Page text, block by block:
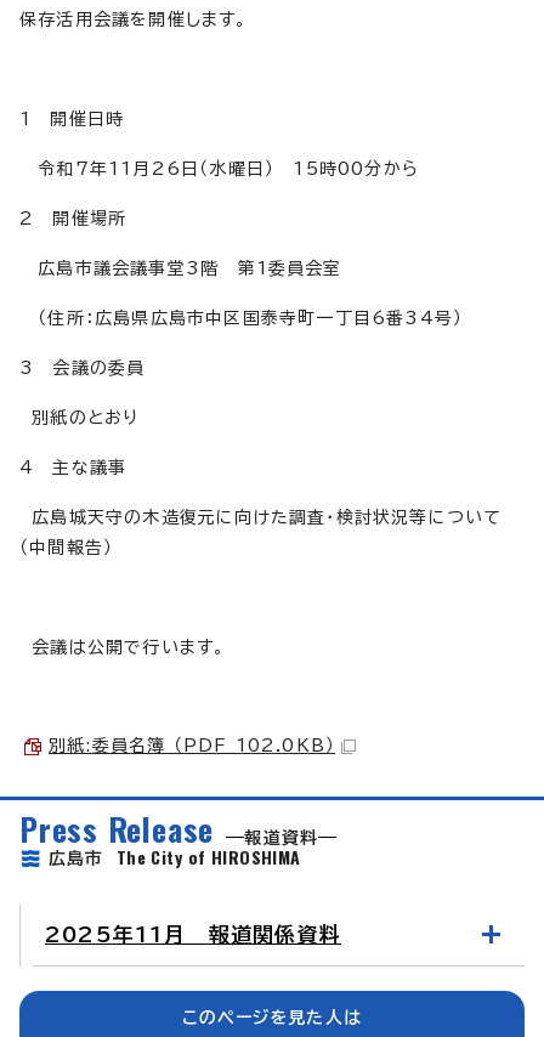
保存活用会議を開催します。
1 開催日時
令和7年11月26日（水曜日） 15時00分から
2 開催場所
広島市議会議事堂3階 第1委員会室
（住所：広島県広島市中区国泰寺町一丁目6番34号）
3 会議の委員
別紙のとおり
4 主な議事
広島城天守の木造復元に向けた調査・検討状況等について
（中間報告）
会議は公開で行います。
別紙:委員名簿 （PDF 102.0KB）
Press Release
報道資料
広島市 The City of HIROSHIMA
2025年11月 報道関係資料
このページを見た人は